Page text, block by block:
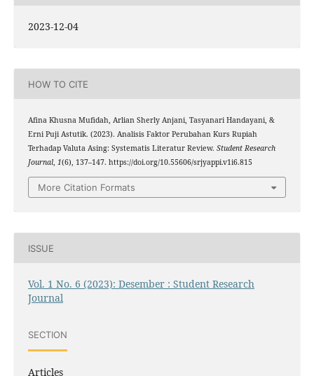
2023-12-04
HOW TO CITE
Afina Khusna Mufidah, Arlian Sherly Anjani, Tasyanari Handayani, &
Erni Puji Astutik. (2023). Analisis Faktor Perubahan Kurs Rupiah
Terhadap Valuta Asing: Systematis Literatur Review. Student Research
Journal, 1(6), 137–147. https://doi.org/10.55606/srjyappi.v1i6.815
More Citation Formats
ISSUE
Vol. 1 No. 6 (2023): Desember : Student Research
Journal
SECTION
Articles